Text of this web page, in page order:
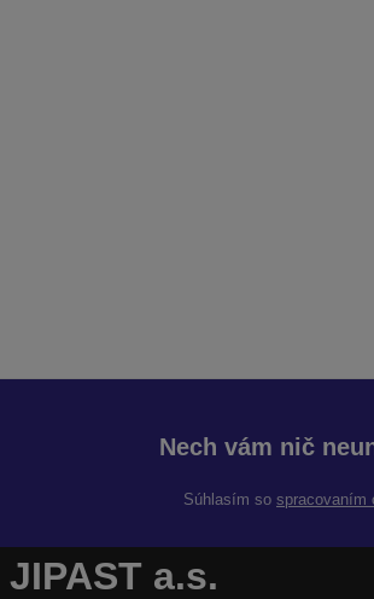
Nech vám nič
Súhlasím so spracovaním
JIPAST a.s.